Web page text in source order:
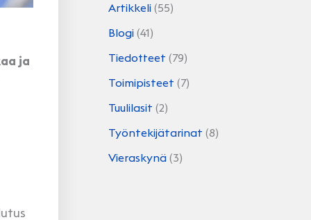
ja
Artikkeli (55)
Blogi (41)
Tiedotteet (79)
Toimipisteet (7)
Tuulilasit (2)
Työntekijätarinat (8)
Vieraskynä (3)